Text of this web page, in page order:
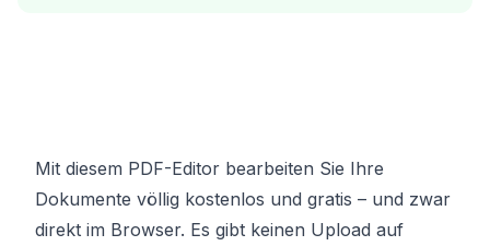
Mit diesem PDF-Editor bearbeiten Sie Ihre
Dokumente völlig kostenlos und gratis – und zwar
direkt im Browser. Es gibt keinen Upload auf